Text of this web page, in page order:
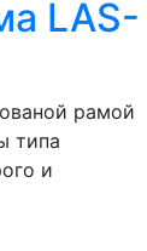
LAS-
рамой
типа
и